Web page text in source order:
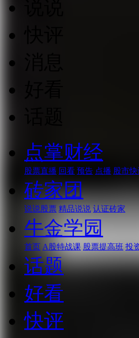
点掌财经
股票直播 回看 预告 点播 股市
砖家团
说说股票 精品说说 认证砖家
牛金学园
首页 A股特战课 股票提高班 投
话题
好看
快评